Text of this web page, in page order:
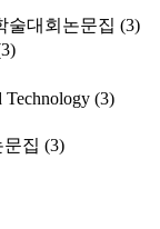
술대회논문집 (3)
Technology (3)
집 (3)